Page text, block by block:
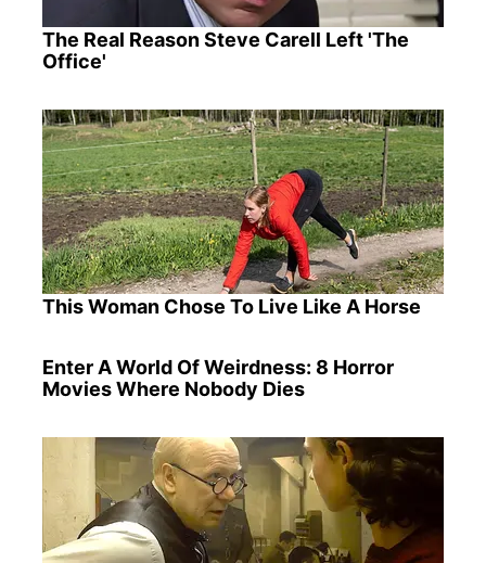
The Real Reason Steve Carell Left 'The
Office'
This Woman Chose To Live Like A Horse
Enter A World Of Weirdness: 8 Horror
Movies Where Nobody Dies